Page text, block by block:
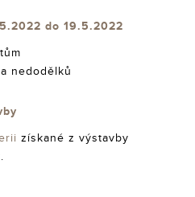
do 19.5.2022
nedodělků
získané z výstavby